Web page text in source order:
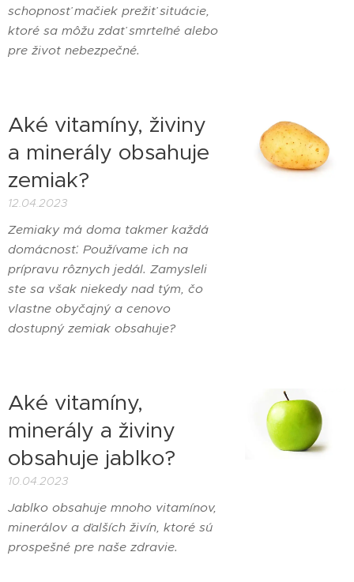
schopnosť mačiek prežiť situácie,
ktoré sa môžu zdať smrteľné alebo
pre život nebezpečné.
Aké vitamíny, živiny
a minerály obsahuje
zemiak?
12.04.2023
Zemiaky má doma takmer každá
domácnosť. Používame ich na
prípravu rôznych jedál. Zamysleli
ste sa však niekedy nad tým, čo
vlastne obyčajný a cenovo
dostupný zemiak obsahuje?
Aké vitamíny,
minerály a živiny
obsahuje jablko?
10.04.2023
Jablko obsahuje mnoho vitamínov,
minerálov a ďalších živín, ktoré sú
prospešné pre naše zdravie.